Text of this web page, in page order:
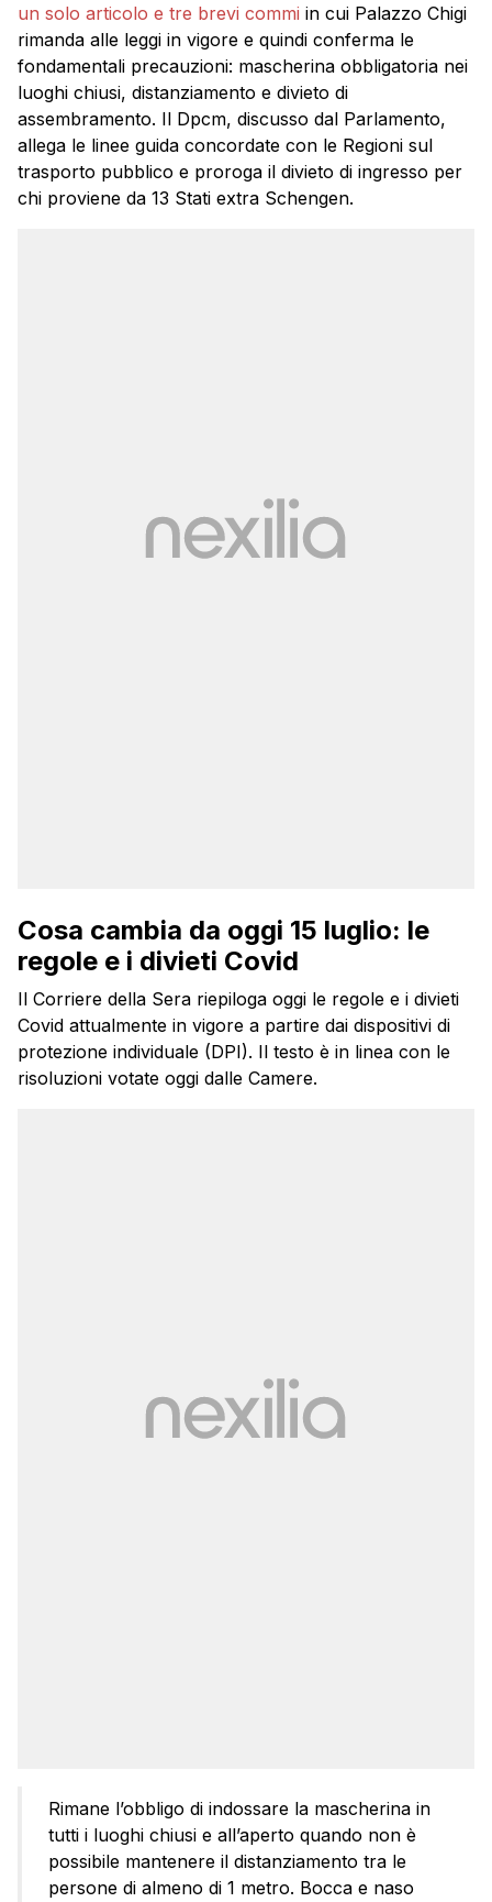
un solo articolo e tre brevi commi in cui Palazzo Chigi
rimanda alle leggi in vigore e quindi conferma le
fondamentali precauzioni: mascherina obbligatoria nei
luoghi chiusi, distanziamento e divieto di
assembramento. Il Dpcm, discusso dal Parlamento,
allega le linee guida concordate con le Regioni sul
trasporto pubblico e proroga il divieto di ingresso per
chi proviene da 13 Stati extra Schengen.
Cosa cambia da oggi 15 luglio: le
regole e i divieti Covid
Il Corriere della Sera riepiloga oggi le regole e i divieti
Covid attualmente in vigore a partire dai dispositivi di
protezione individuale (DPI). Il testo è in linea con le
risoluzioni votate oggi dalle Camere.
Rimane l’obbligo di indossare la mascherina in
tutti i luoghi chiusi e all’aperto quando non è
possibile mantenere il distanziamento tra le
persone di almeno di 1 metro. Bocca e naso